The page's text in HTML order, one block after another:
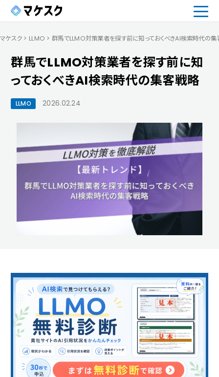
マケスク > LLMO > 群馬でLLMO対策業者を探す前に知っておくべきAI検索時代の
群馬でLLMO対策業者を探す前に知
っておくべきAI検索時代の集客戦略
LLMO 2026.02.24